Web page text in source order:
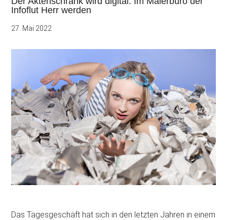
Infoflut Herr werden
27. Mai 2022
Das Tagesgeschäft hat sich in den letzten Jahren in einem